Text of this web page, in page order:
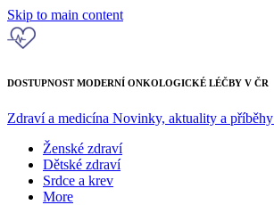
Skip to main content
DOSTUPNOST MODERNÍ ONKOLOGICKÉ LÉČBY V ČR
Zdraví a medicína Novinky, aktuality a příběhy
Ženské zdraví
Dětské zdraví
Srdce a krev
More